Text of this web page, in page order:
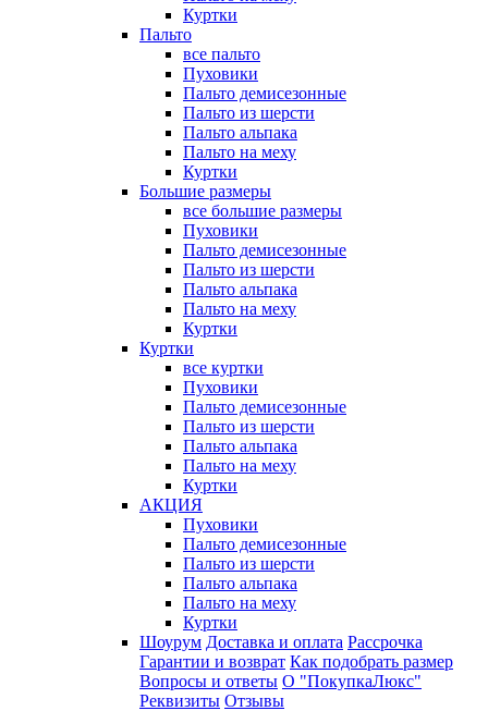
Куртки
Пальто
все пальто
Пуховики
Пальто демисезонные
Пальто из шерсти
Пальто альпака
Пальто на меху
Куртки
Большие размеры
все большие размеры
Пуховики
Пальто демисезонные
Пальто из шерсти
Пальто альпака
Пальто на меху
Куртки
Куртки
все куртки
Пуховики
Пальто демисезонные
Пальто из шерсти
Пальто альпака
Пальто на меху
Куртки
АКЦИЯ
Пуховики
Пальто демисезонные
Пальто из шерсти
Пальто альпака
Пальто на меху
Куртки
Шоурум Доставка и оплата Рассрочка
Гарантии и возврат Как подобрать размер
Вопросы и ответы О "ПокупкаЛюкс"
Реквизиты Отзывы